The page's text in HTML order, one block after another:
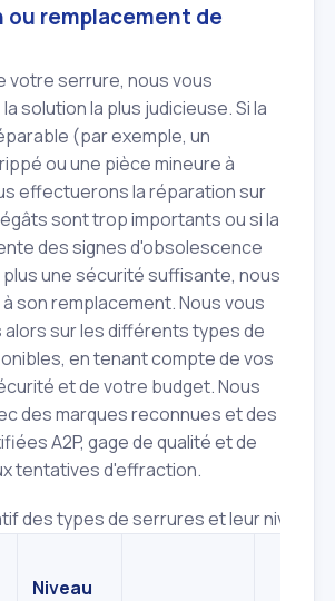
ou remplacement de
votre serrure, nous vous
solution la plus judicieuse. Si la
(par exemple, un
ou une pièce mineure à
effectuerons la réparation sur
sont trop importants ou si la
des signes d'obsolescence
une sécurité suffisante, nous
son remplacement. Nous vous
sur les différents types de
en tenant compte de vos
et de votre budget. Nous
des marques reconnues et des
A2P, gage de qualité et de
tentatives d'effraction.
des types de serrures et leur niveau
Niveau